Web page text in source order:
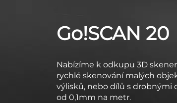
Go!SCAN 20
Nabízíme k odkupu 3D
rychlé skenování malých
výlisků, nebo dílů s drobnými
od 0,1mm na metr.